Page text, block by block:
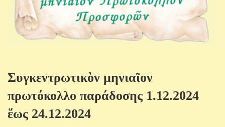
Συγκεντρωτικὸν μηνιαῖον
πρωτόκολλο παράδοσης 1.12.2024
ἕως 24.12.2024